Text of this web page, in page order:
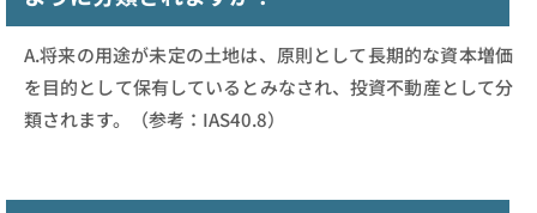
A.将来の用途が未定の土地は、原則として長期的な資本増価
を目的として保有しているとみなされ、投資不動産として分
類されます。（参考：IAS40.8）